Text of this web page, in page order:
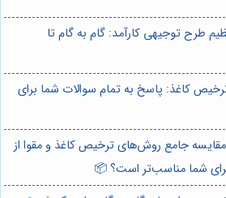
طرح توجیهی کارآمد: گام به گام تا
کاغذ: پاسخ به تمام سوالات شما برای
جامع روش‌های ترخیص کاغذ و مقوا از
شما مناسب‌تر است؟ 📦